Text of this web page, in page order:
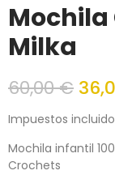
Milka
60,00 €
Impuestos
Mochila infantil
Crochets